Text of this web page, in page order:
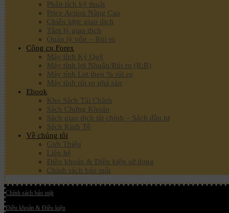
Phân tích kỹ thuật
Price Action Nâng Cao
Chiến lược giao dịch
Tâm lý giao dịch
Quản lý vốn – Rủi ro
Công cụ Forex
Máy tính Ký Quỹ
Máy tính lợi Nhuận/Rủi ro (R:R)
Máy tính Lot theo % rủi ro
Máy tính rủi ro phá sản
Ebook
Kho Sách Tài Chính
Sách Chứng Khoán
Sách giao dịch tài chính – Sách đầu tư
Sách Kinh Tế
Về chúng tôi
Giới Thiệu
Liên hệ
Điều khoản & Điều kiện sử dụng
Chính sách bảo mật
Chính sách bảo mật
Điều khoản & Điều kiện